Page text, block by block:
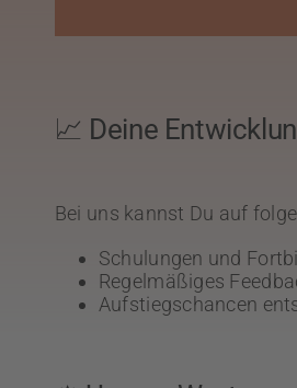
📈 Deine
Bei uns kannst Du auf
Schulungen und
Regelmäßiges
Aufstiegschancen